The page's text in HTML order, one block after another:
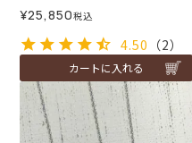
¥25,850税込
4.50 （2）
カートに入れる